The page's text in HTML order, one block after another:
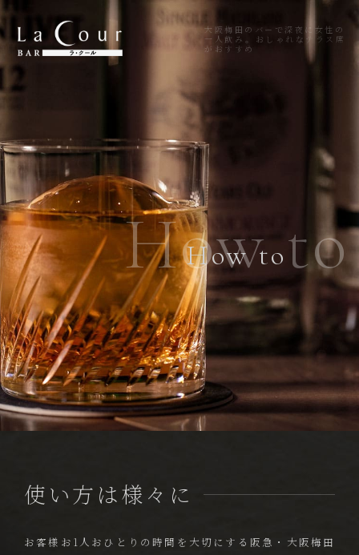
大阪梅田のバーで深夜に女性の
一人飲み。おしゃれなテラス席
がおすすめ
How to
How to
使い方は様々に
お客様お1人おひとりの時間を大切にする 阪急・大阪梅田